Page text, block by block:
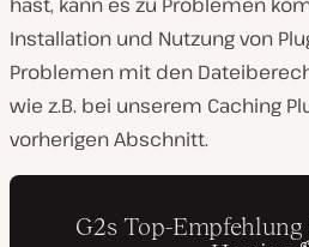
Installation und Nutzung von
Problemen mit den
wie z.B. bei unserem Caching
vorherigen Abschnitt.